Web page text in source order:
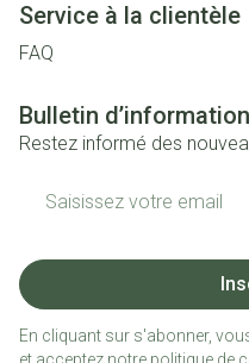
Service à la clientèle
FAQ
Bulletin d’information
Restez informé des
En cliquant sur s'abonner,